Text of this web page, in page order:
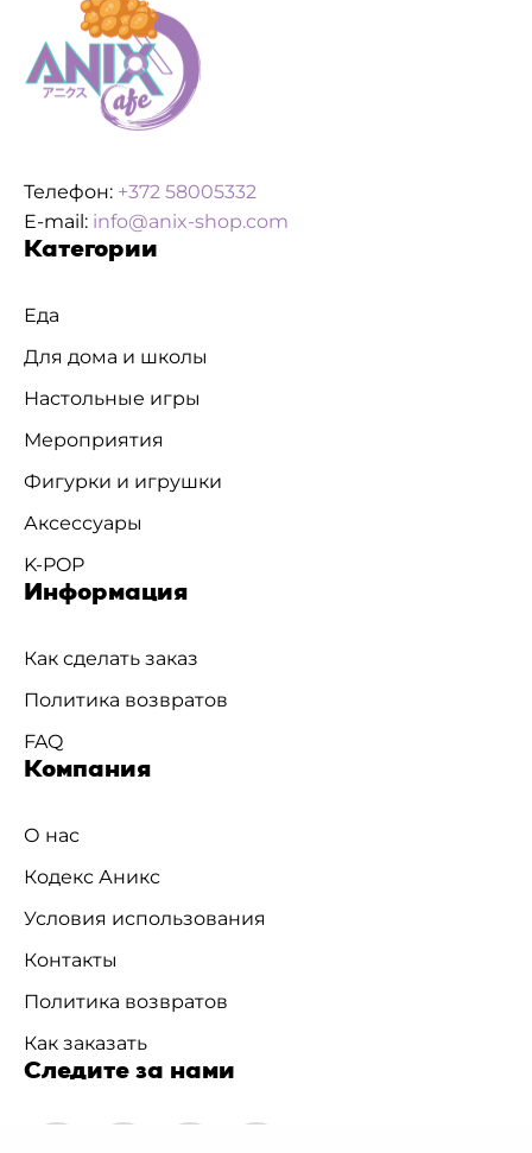
Телефон: +372 58005332
E-mail: info@anix-shop.com
Категории
Еда
Для дома и школы
Настольные игры
Мероприятия
Фигурки и игрушки
Аксессуары
K-POP
Информация
Как сделать заказ
Политика возвратов
FAQ
Компания
О нас
Кодекс Аникс
Условия использования
Контакты
Политика возвратов
Как заказать
Следите за нами